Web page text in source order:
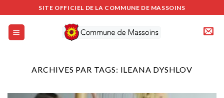
au
contenu
SITE OFFICIEL DE LA COMMUNE DE MASSOINS
ARCHIVES PAR TAGS: ILEANA DYSHLOV